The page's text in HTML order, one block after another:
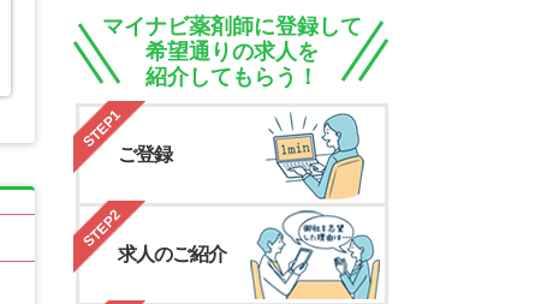
マイナビ薬剤師に登録して
希望通りの求人を
紹介してもらう！
STEP1
ご登録
STEP2
求人のご紹介